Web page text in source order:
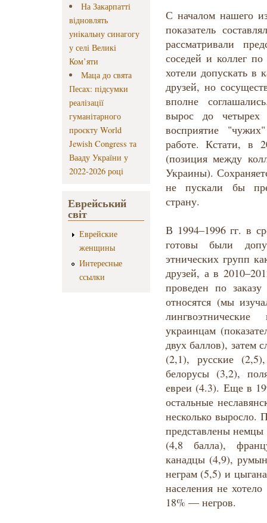
На Закарпатті
відновлять
унікальну синагогу
у селі Великі
Ком’яти
Маца до свята
Песах: підсумки
реалізації
гуманітарного
проєкту World
Jewish Congress та
Вааду України у
2022-2026 році
Еврейський
світ
Еврейские
женщины
Интересные
ссылки
С началом нашего
показатель
рассматривали
соседей и коллег
хотели допускать в
друзей, но
вполне
вырос до
восприятие
работе. Кстати, в
(позиция между
Украины).
не пускали бы
страну.
В 1994–1996 гг. в
готовы были
этнических групп
друзей, а в
проведен по
относятся (мы
украинцам
двух баллов), затем
(2,1), русские
белорусы (3,2),
евреи (4.3). Еще в
остальные
несколько выросло.
представлены немцы
(4,8 балла),
канадцы (4,9),
неграм (5,5) и
населения не
18% — негров.